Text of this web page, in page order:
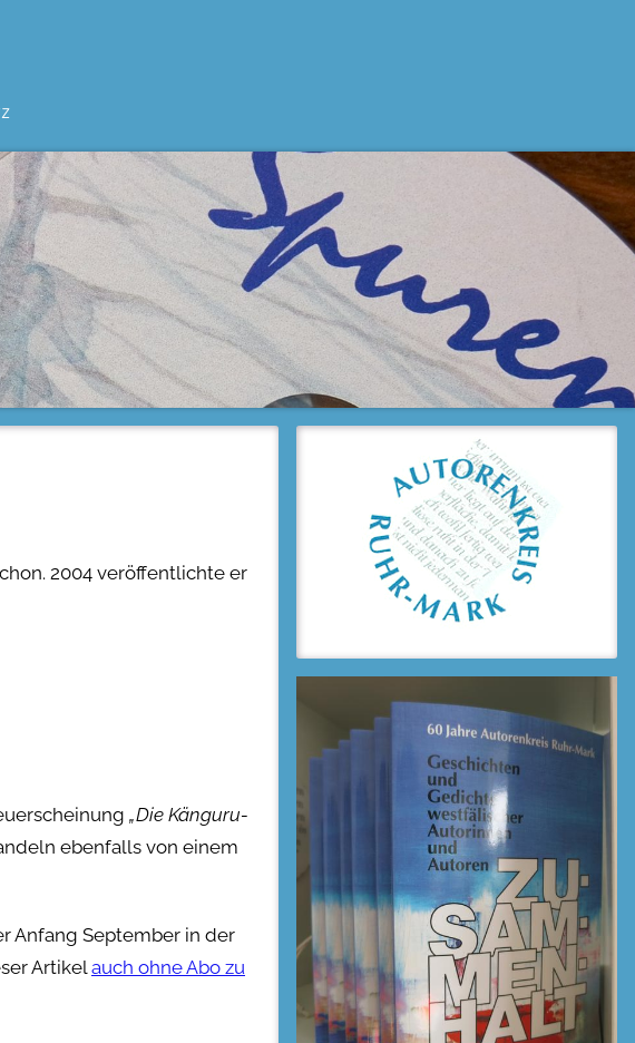
2004 veröffentlichte er
„Die Känguru-
ebenfalls von einem
Anfang September in der
Artikel auch ohne Abo zu